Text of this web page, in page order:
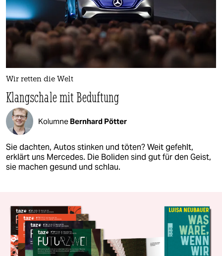
Wir retten die Welt
Klangschale mit Beduftung
Kolumne Bernhard Pötter
Sie dachten, Autos stinken und töten? Weit gefehlt,
erklärt uns Mercedes. Die Boliden sind gut für den Geist,
sie machen gesund und schlau.